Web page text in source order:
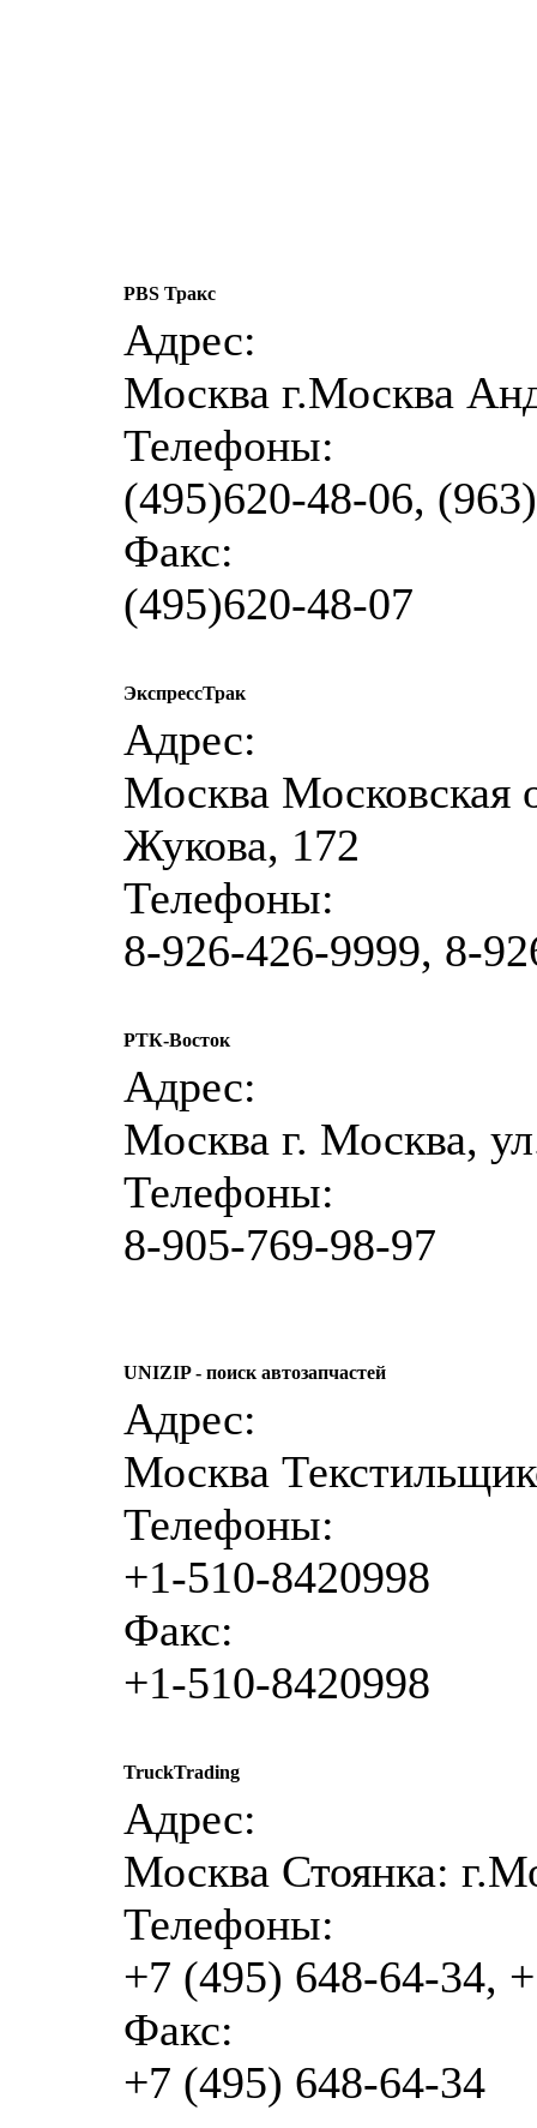
PBS Тракс
Адрес:
Москва г.Москва
Телефоны:
(495)620-48-06,
Факс:
(495)620-48-07
ЭкспрессТрак
Адрес:
Москва
Жукова, 172
Телефоны:
8-926-426-9999, 8-
РТК-Восток
Адрес:
Москва г. Москва,
Телефоны:
8-905-769-98-97
UNIZIP - поиск автозапчастей
Адрес:
Москва
Телефоны:
+1-510-8420998
Факс:
+1-510-8420998
TruckTrading
Адрес:
Москва Стоянка:
Телефоны:
+7 (495) 648-64-34,
Факс:
+7 (495) 648-64-34